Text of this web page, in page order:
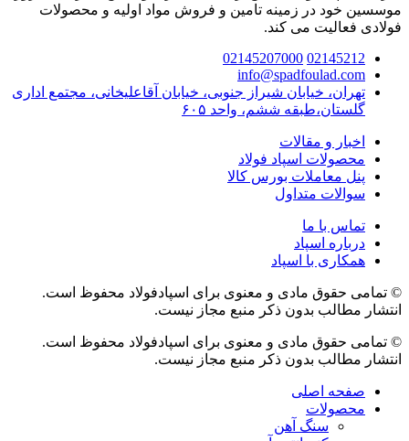
موسسین خود در زمینه تامین و فروش مواد اولیه و محصولات
فولادی فعالیت می کند.
02145212
02145207000
info@spadfoulad.com
تهران، خیابان شیراز جنوبی، خیابان آقاعلیخانی، مجتمع اداری
گلستان،طبقه ششم، واحد ۶۰۵
اخبار و مقالات
محصولات اسپاد فولاد
پنل معاملات بورس کالا
سوالات متداول
تماس با ما
درباره اسپاد
همکاری با اسپاد
© تمامی حقوق مادی و معنوی برای اسپادفولاد محفوظ است.
انتشار مطالب بدون ذکر منبع مجاز نیست.
© تمامی حقوق مادی و معنوی برای اسپادفولاد محفوظ است.
انتشار مطالب بدون ذکر منبع مجاز نیست.
صفحه اصلی
محصولات
سنگ آهن